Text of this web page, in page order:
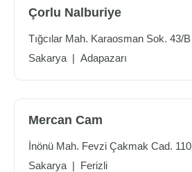
Çorlu Nalburiye
Tığcılar Mah. Karaosman Sok. 43/B
Sakarya | Adapazarı
Mercan Cam
İnönü Mah. Fevzi Çakmak Cad. 110
Sakarya | Ferizli